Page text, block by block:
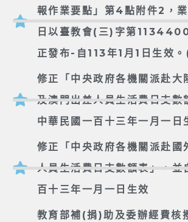
報作業要點」第4點附件2，
日以臺教會(三)字第
正發布-自113年1月1日生效
修正「中央政府各機關派赴大
及澳門出差人員生活費日支數
中華民國一百十三年一月一日
修正「中央政府各機關派赴國
人員生活費日支數額表」，並
百十三年一月一日生效
教育部補(捐)助及委辦經費核